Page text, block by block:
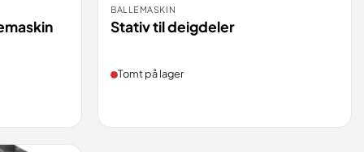
BESTILL
BALLEMASKIN
Stativ til deigdeler
Tomt på lager